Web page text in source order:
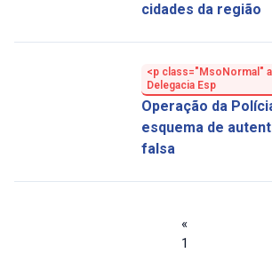
cidades da região
<p class="MsoNormal"
Delegacia Esp
Operação da
esquema de
falsa
«
1